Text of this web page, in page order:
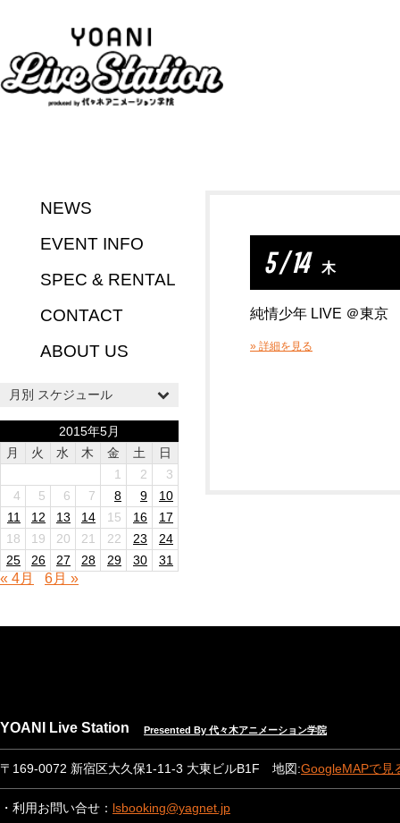
NEWS
EVENT INFO
SPEC & RENTAL
CONTACT
ABOUT US
月別 スケジュール
2015年5月
月
火 水 木 金 土
日
1
2
3
4
5 6 7 8 9
10
11
12 13 14 15 16
17
18
19 20 21 22 23
24
25
26 27 28 29 30 31
« 4月 6月 »
5 / 14 木
純情少年 LIVE ＠東京
» 詳細を見る
YOANI Live Station Presented By 代々木アニメーション学院
〒169-0072 新宿区大久保1-11-3 大東ビルB1F 地図:GoogleMAPで見
・利用お問い合せ： lsbooking@yagnet.jp